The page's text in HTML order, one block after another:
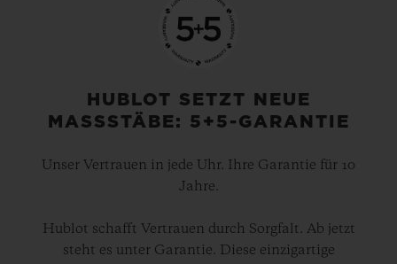
HUBLOT SETZT NEUE
MASSSTÄBE: 5+5-GARANTIE
Unser Vertrauen in jede Uhr. Ihre Garantie für 10
Jahre.
Hublot schafft Vertrauen durch Sorgfalt. Ab jetzt
steht es unter Garantie. Diese einzigartige